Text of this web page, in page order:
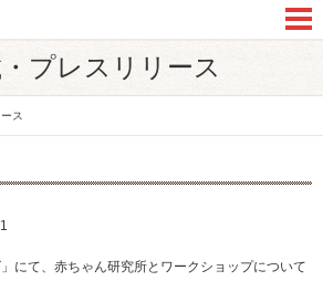
プレスリリース
ス
」にて、赤ちゃん研究所とワークショップについて